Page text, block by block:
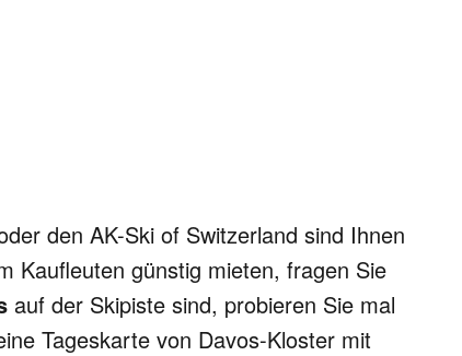
den AK-Ski of Switzerland sind Ihnen
Kaufleuten günstig mieten, fragen Sie
auf der Skipiste sind, probieren Sie mal
Tageskarte von Davos-Kloster mit